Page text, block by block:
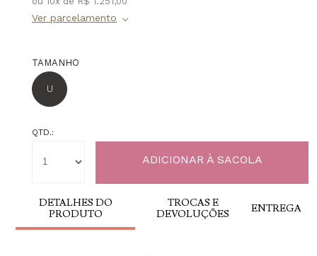
TAMANHO
U
QTD.:
DETALHES DO
PRODUTO
TROCAS E
DEVOLUÇÕES
ENTREGA